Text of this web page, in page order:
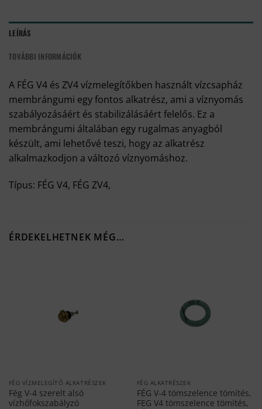
LEÍRÁS
TOVÁBBI INFORMÁCIÓK
A FÉG V4 és ZV4 vízmelegítőkben használt vízcsapház
membrángumi egy fontos alkatrész, ami a víznyomás
szabályozásáért és stabilizálásáért felelős. Ez a
membrángumi általában egy rugalmas anyagból
készült, ami lehetővé teszi, hogy az alkatrész
alkalmazkodjon a változó víznyomáshoz.
Típus: FÉG V4, FÉG ZV4,
ÉRDEKELHETNEK MÉG…
FÉG VÍZMELEGÍTŐ ALKATRÉSZEK
Fég V-4 szerelt alsó
vízhőfokszabályzó
FÉG ALKATRÉSZEK
FÉG V-4 tömszelence tömítés,
FEG V4 tömszelence tömítés,